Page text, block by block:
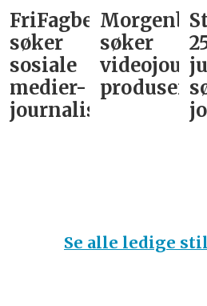
FriFagbevegelse
søker
sosiale
medier-
journalist
søker
produsent
Se alle ledige